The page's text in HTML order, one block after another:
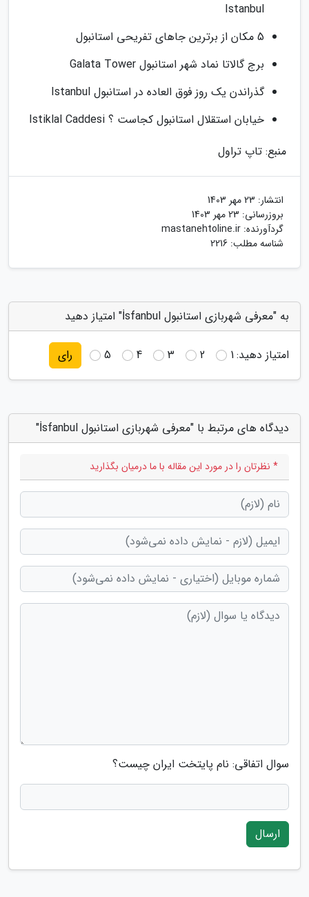
Istanbul
5 مکان از برترین جاهای تفریحی استانبول
برج گالاتا نماد شهر استانبول Galata Tower
گذراندن یک روز فوق العاده در استانبول Istanbul
خیابان استقلال استانبول کجاست ؟ Istiklal Caddesi
منبع: تاپ تراول
انتشار: 23 مهر 1403
بروزرسانی: 23 مهر 1403
گردآورنده: mastanehtoline.ir
شناسه مطلب: 2216
به "معرفی شهربازی استانبول İsfanbul" امتیاز دهید
امتیاز دهید:1
2
3
4
5 رای
دیدگاه های مرتبط با "معرفی شهربازی استانبول İsfanbul"
* نظرتان را در مورد این مقاله با ما درمیان بگذارید
سوال اتفاقی: نام پایتخت ایران چیست؟
ارسال